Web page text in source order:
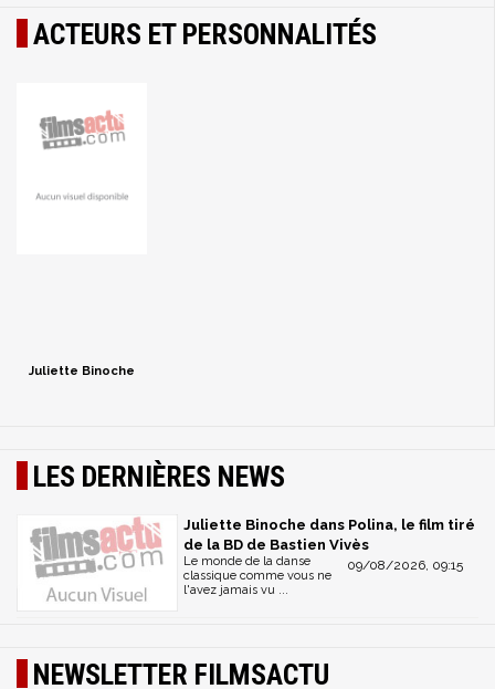
ACTEURS ET PERSONNALITÉS
Juliette Binoche
LES DERNIÈRES NEWS
Juliette Binoche dans Polina, le film tiré
de la BD de Bastien Vivès
09/08/2026, 09:15
Le monde de la danse
classique comme vous ne
l'avez jamais vu ...
NEWSLETTER FILMSACTU